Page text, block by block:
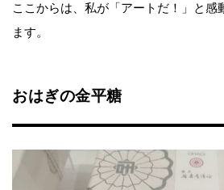
ここからは、私が「アートだ！」と感
ます。
おはぎの金平糖